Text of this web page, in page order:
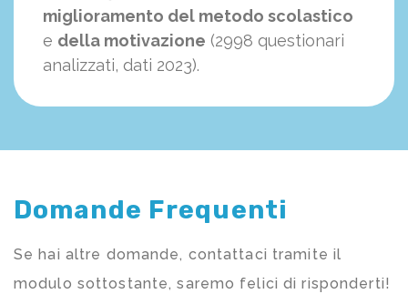
miglioramento del metodo scolastico
e della motivazione (2998 questionari
analizzati, dati 2023).
Domande Frequenti
Se hai altre domande, contattaci tramite il
modulo sottostante, saremo felici di risponderti!